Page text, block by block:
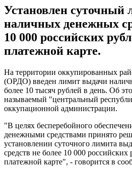
Установлен суточный
наличных денежных
10 000 российских
платежной карте.
На территории оккупированных
(ОРДО) введен лимит выдачи
более 10 тысяч рублей в день. Об
называемый "центральный
оккупационной администрации.
"В целях бесперебойного
денежными средствами принято
установлении суточного лимита
средств не более 10 000
платежной карте", - говорится в